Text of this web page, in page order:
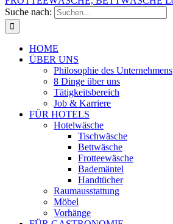
Suche nach:
HOME
ÜBER UNS
Philosophie des Unternehmens
8 Dinge über uns
Tätigkeitsbereich
Job & Karriere
FÜR HOTELS
Hotelwäsche
Tischwäsche
Bettwäsche
Frotteewäsche
Bademäntel
Handtücher
Raumausstattung
Möbel
Vorhänge